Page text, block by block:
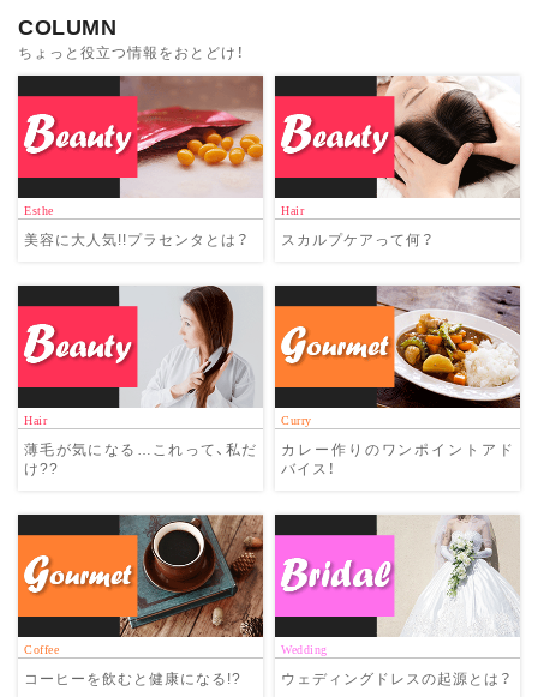
COLUMN
ちょっと役立つ情報をおとどけ！
Esthe
美容に大人気!!プラセンタとは？
Hair
スカルプケアって何？
Hair
薄毛が気になる…これって、私だ
け??
Curry
カレー作りのワンポイントアド
バイス！
Coffee
コーヒーを飲むと健康になる!?
Wedding
ウェディングドレスの起源とは？